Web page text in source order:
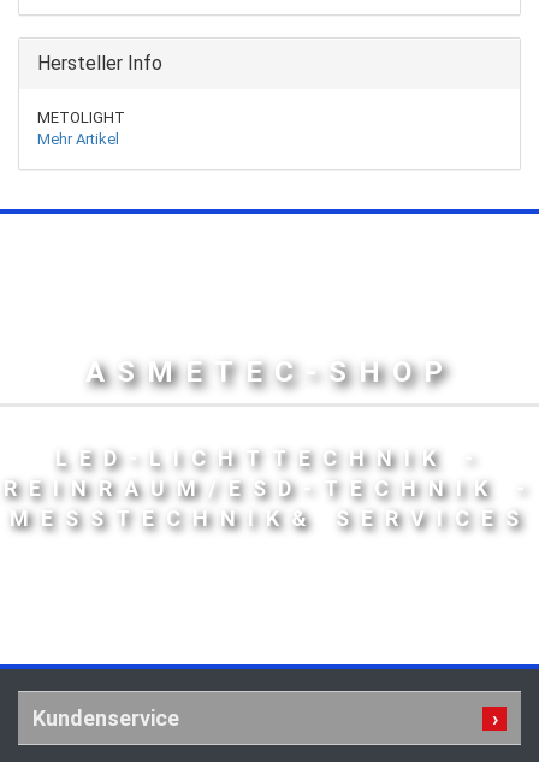
Hersteller Info
METOLIGHT
Mehr Artikel
ASMETEC-SHOP
LED-LICHTTECHNIK -
REINRAUM/ESD-TECHNIK -
MESSTECHNIK& SERVICES
Kundenservice